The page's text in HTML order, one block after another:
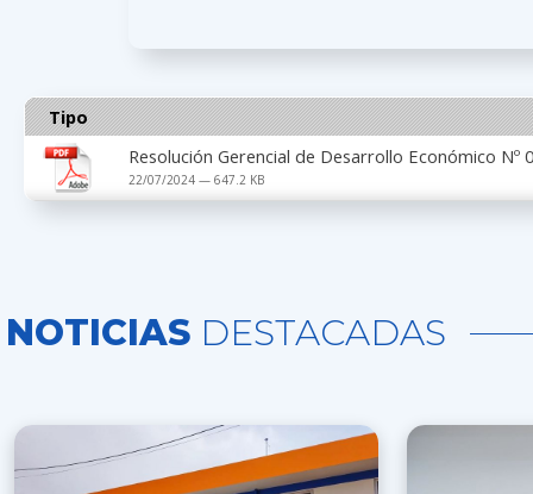
Tipo
Resolución Gerencial de Desarrollo Económico Nº
22/07/2024 — 647.2 KB
NOTICIAS DESTACADAS